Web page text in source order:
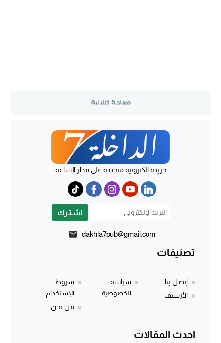
جريدة الكترونية متجددة على مدار الساعة
اشـتـرك
dakhla7pub@gmail.com
تصنيفات
إتصل بنا
الأرشيف
سياسة
الخصوصية
شروط
الإستخدام
من نحن
احدث المقالات